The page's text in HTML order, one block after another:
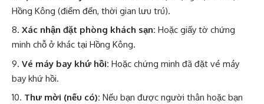
Hồng Kông (điểm đến, thời gian lưu trú).
Xác nhận đặt phòng khách sạn: Hoặc giấy tờ chứng
minh chỗ ở khác tại Hồng Kông.
Vé máy bay khứ hồi: Hoặc chứng minh đã đặt vé máy
bay khứ hồi.
Thư mời (nếu có): Nếu bạn được người thân hoặc bạn